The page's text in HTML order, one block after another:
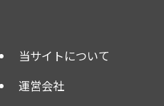
当サイトについて
運営会社